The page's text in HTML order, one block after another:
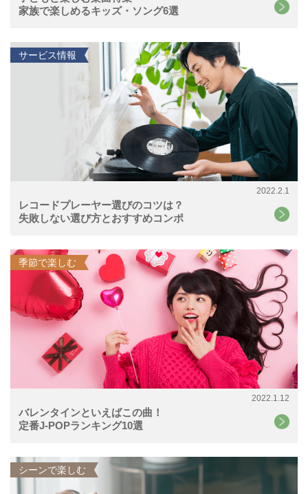
家族で楽しめるキッズ・ソング6選
2022.2.1
レコードプレーヤー選びのコツは？
失敗しない選び方とおすすめコンポ
サービス情報
2022.1.12
バレンタインといえばこの曲！
定番J-POPランキング10選
季節で楽しむ
シーンで楽しむ